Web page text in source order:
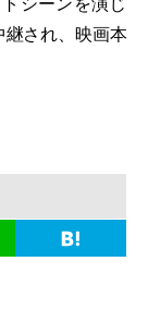
継され、映画本